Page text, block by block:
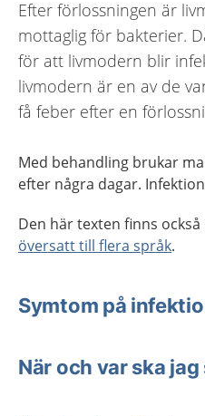
Efter förlossningen är
mottaglig för bakterier.
för att livmodern blir
livmodern är en av de
få feber efter en
Med behandling brukar
efter några dagar.
Den här texten finns också
översatt till flera språk.
Symtom på
När och var ska